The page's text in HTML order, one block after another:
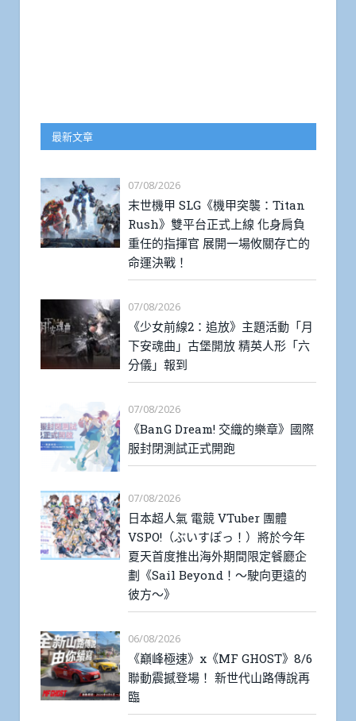
最新文章
07/08/2026
末世機甲 SLG《機甲突襲：Titan
Rush》雙平台正式上線 化身肩負
重任的指揮官 展開一場攸關存亡的
命運決戰！
07/08/2026
《少女前線2：追放》主題活動「月
下安魂曲」古堡開放 精英人形「六
分儀」報到
07/08/2026
《BanG Dream! 交織的樂章》國際
服封閉測試正式開跑
07/08/2026
日本超人氣 電競 VTuber 團體
VSPO!（ぶいすぽっ！）將於今年
夏天首度推出海外期間限定餐廳企
劃《Sail Beyond！～駛向更遠的
彼方～》
06/08/2026
《巔峰極速》x《MF GHOST》8/6
聯動震撼登場！ 新世代山路傳說再
臨